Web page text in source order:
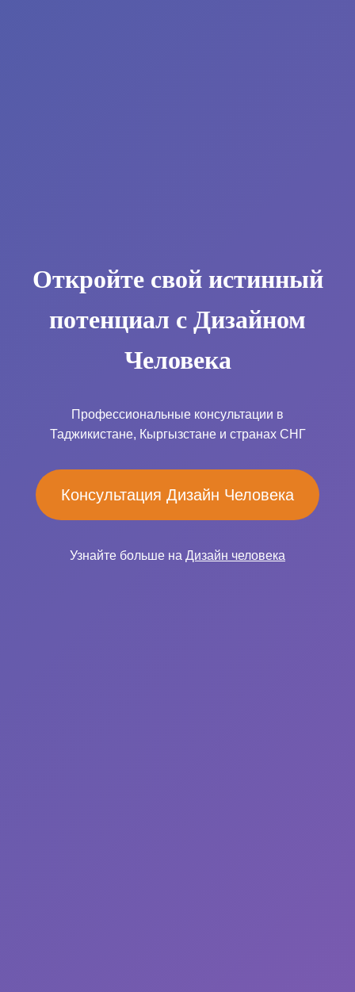
Откройте свой истинный
потенциал с Дизайном
Человека
Профессиональные консультации в
Таджикистане, Кыргызстане и странах СНГ
Консультация Дизайн Человека
Узнайте больше на Дизайн человека